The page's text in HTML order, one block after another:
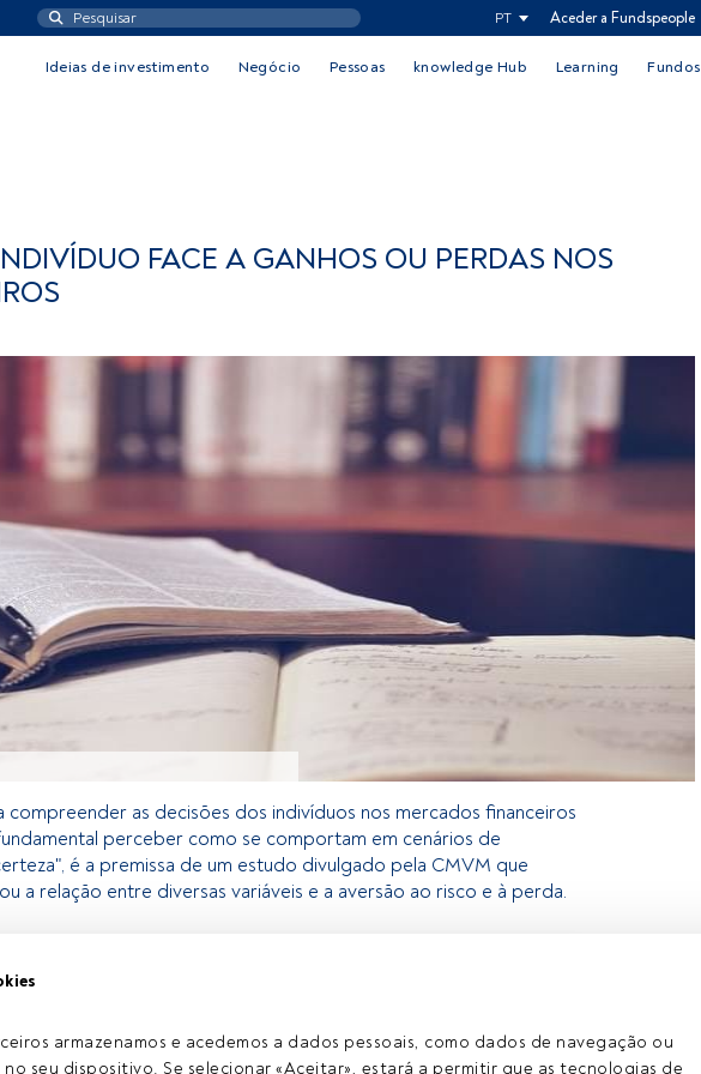
armazenamos e acedemos a dados pessoais, como dados de navegação ou
seu dispositivo. Se selecionar «Aceitar», estará a permitir que as tecnologias de
PT Aceder a Fundspeople
Ideias de investimento Negócio Pessoas knowledge Hub Learning Fundos
FACE A GANHOS OU PERDAS NOS
compreender as decisões dos indivíduos nos mercados financeiros
perceber como se comportam em cenários de
é a premissa de um estudo divulgado pela CMVM que
a relação entre diversas variáveis e a aversão ao risco e à perda.
exclusivo para os utilizadores registados da FundsPeople. Se já
a registar-se e a desfrutar de todo o universo que a
oferece.